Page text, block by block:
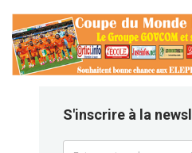
S'inscrire à la